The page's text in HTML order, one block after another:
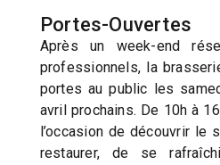
Portes-Ouvertes
Après un week-end
professionnels, la
portes au public les
avril prochains. De 10h à
l’occasion de découvrir le
restaurer, de se